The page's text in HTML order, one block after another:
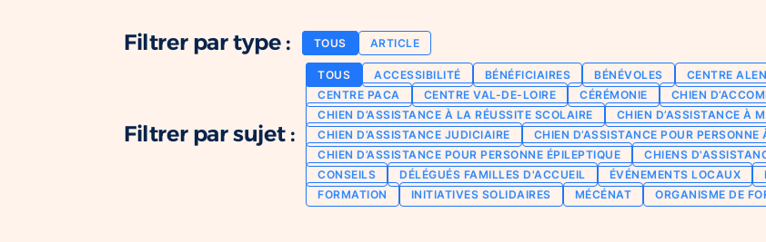
Filtrer par type : TOUS ARTICLE
Filtrer par sujet :
TOUS ACCESSIBILITÉ BÉNÉFICIAIRES BÉNÉVOLES CENTRE
CENTRE PACA
CENTRE VAL-DE-LOIRE CÉRÉMONIE
CHIEN
CHIEN D’ASSISTANCE À LA RÉUSSITE SCOLAIRE
CHIEN D’ASSISTANCE À
CHIEN D’ASSISTANCE JUDICIAIRE
CHIEN D’ASSISTANCE POUR
CHIEN D’ASSISTANCE POUR PERSONNE ÉPILEPTIQUE
CHIENS
CONSEILS
DÉLÉGUÉS FAMILLES D'ACCUEIL ÉVÉNEMENTS LOCAUX
FORMATION
INITIATIVES SOLIDAIRES MÉCÉNAT ORGANISME DE